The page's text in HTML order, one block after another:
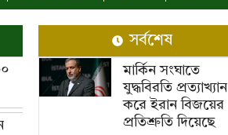
সর্বশেষ
মার্কিন সংঘাতে
যুদ্ধবিরতি প্রত্যাখ্যান
করে ইরান বিজয়ের
প্রতিশ্রুতি দিয়েছে